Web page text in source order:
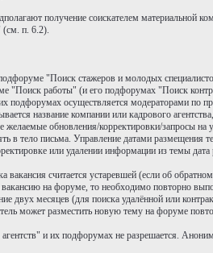
получение соискателем материальной
(см. п. 6.2).
"Поиск стажеров и молодых
"Поиск работы" (и его подфорумах "Поиск
осуществляется модераторами по
название компании или кадрового
желаемые обновления/корректировки/запросы на
в тело письма. Управление датами
или удалении информации из темы
считается устаревшей (если об
на форуме, то необходимо повторно
месяцев (для поиска удалённой или
может разместить новую тему на форуме
и их подфорумах не разрешается.